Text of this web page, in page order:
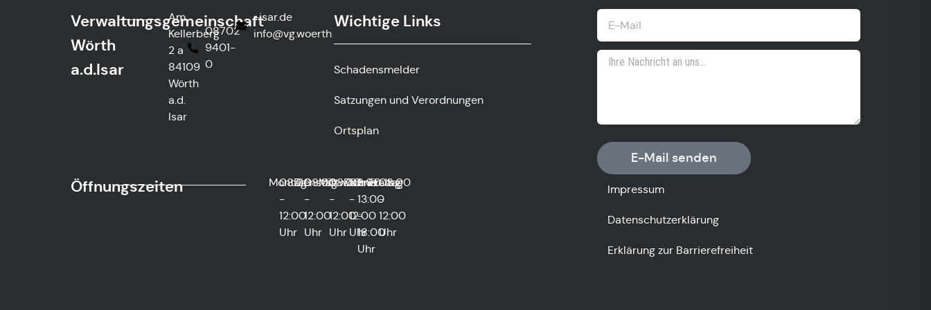
Verwaltungsgemeinschaft
Wörth
a.d.Isar
Am
Kellerberg
2 a
84109
Wörth
a.d.
Isar
08702
9401-
0
ed.rasi-
htreow.gv
@ofni
Wichtige Links
Schadensmelder
Satzungen und Verordnungen
Ortsplan
E-Mail senden
Öffnungszeiten Montag
08:00
-
12:00
Uhr
Dienstag
08:00
-
12:00
Uhr
Mittwoch
08:00
-
12:00
Uhr
Donnerstag
08:00
-
12:00
Uhr
und
13:00
-
18:00
Uhr
Freitag
08:00
-
12:00
Uhr
Impressum
Datenschutzerklärung
Erklärung zur Barrierefreiheit